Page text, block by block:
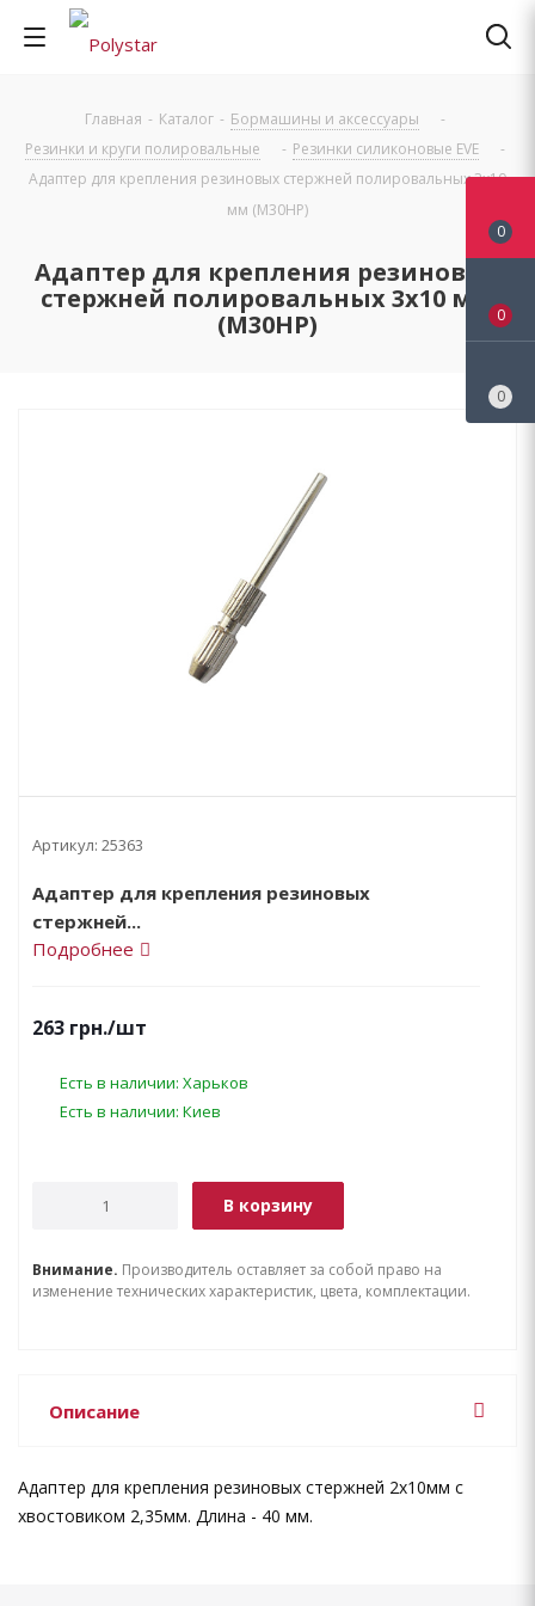
Главная - Каталог - Бормашины и аксессуары
-
Резинки и круги полировальные
- Резинки силиконовые EVE
-
Адаптер для крепления резиновых стержней полировальных 3х10
мм (M30HP)
Адаптер для крепления резиновых
стержней полировальных 3х10 мм
(M30HP)
Артикул: 25363
Адаптер для крепления резиновых
стержней...
Подробнее
263 грн./шт
Есть в наличии: Харьков
Есть в наличии: Киев
В корзину
Внимание. Производитель оставляет за собой право на
изменение технических характеристик, цвета, комплектации.
Описание
Адаптер для крепления резиновых стержней 2х10мм с
хвостовиком 2,35мм. Длина - 40 мм.
0
0
0